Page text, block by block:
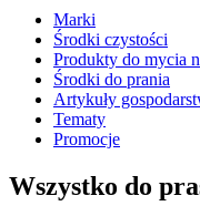
Marki
Środki czystości
Produkty do mycia
Środki do prania
Artykuły
Tematy
Promocje
Wszystko do